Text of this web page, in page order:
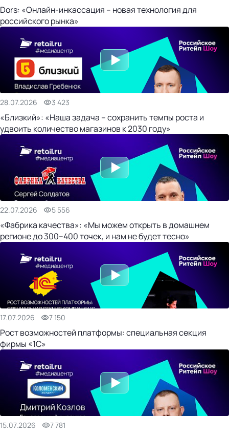
Dors: «Онлайн-инкассация – новая технология для
российского рынка»
28.07.2026 3 423
«Близкий»: «Наша задача – сохранить темпы роста и
удвоить количество магазинов к 2030 году»
22.07.2026 5 556
«Фабрика качества»: «Мы можем открыть в домашнем
регионе до 300–400 точек, и нам не будет тесно»
17.07.2026 7 150
Рост возможностей платформы: специальная секция
фирмы «1С»
15.07.2026 7 781